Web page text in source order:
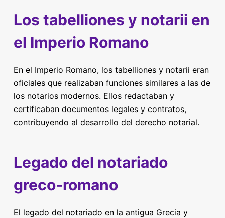
Los tabelliones y notarii en
el Imperio Romano
En el Imperio Romano, los tabelliones y notarii eran
oficiales que realizaban funciones similares a las de
los notarios modernos. Ellos redactaban y
certificaban documentos legales y contratos,
contribuyendo al desarrollo del derecho notarial.
Legado del notariado
greco-romano
El legado del notariado en la antigua Grecia y